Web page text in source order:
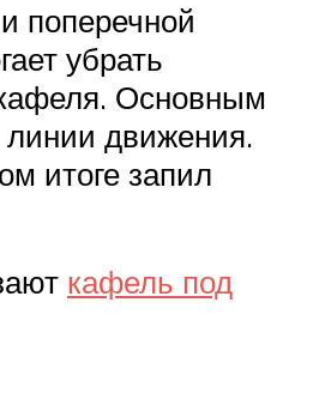
поперечной
убрать
Основным
линии движения.
итоге запил
кафель под